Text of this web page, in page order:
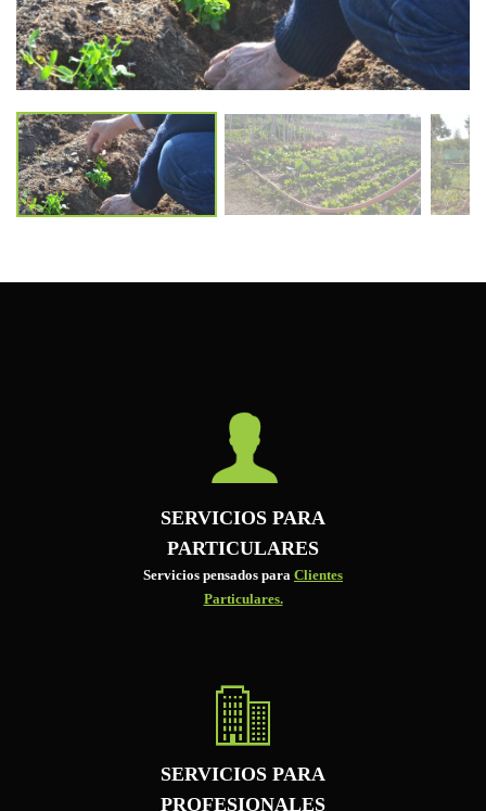
SERVICIOS PARA
PARTICULARES
Servicios pensados para Clientes
Particulares.
SERVICIOS PARA
PROFESIONALES